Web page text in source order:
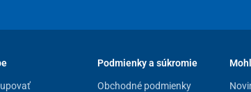
Podmienky a súkromie
Obchodné podmienky